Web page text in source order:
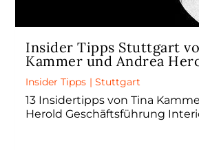
Insider Tipps Stuttgart
Kammer und Andrea
Insider Tipps |Stuttgart
13 Insidertipps von Tina
Herold Geschäftsführung